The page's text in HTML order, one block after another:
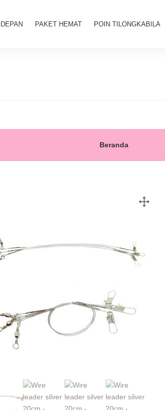
PAKET HEMAT POIN TILONGKABILA
Beranda